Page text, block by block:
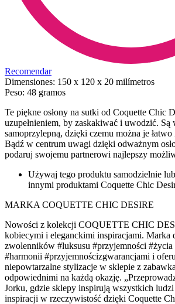
Recomendar
Dimensiones: 150 x 120 x 20 milímetros
Peso: 48 gramos
Te piękne osłony na sutki od Coquette Chic
uzupełnieniem, by zaskakiwać i uwodzić. Są
samoprzylepną, dzięki czemu można je łatwo
Bądź w centrum uwagi dzięki odważnym
podaruj swojemu partnerowi najlepszy
Używaj tego produktu samodzielnie
innymi produktami Coquette Chic
MARKA COQUETTE CHIC DESIRE
Nowości z kolekcji COQUETTE CHIC
kobiecymi i eleganckimi inspiracjami. Marka
zwolenników #luksusu #przyjemności #życia
#harmonii #przyjemnościzgwarancjami i
niepowtarzalne stylizacje w sklepie z
odpowiednimi na każdą okazję.
Jorku, gdzie sklepy inspirują wszystkich ludzi
inspiracji w rzeczywistość dzięki Coquette